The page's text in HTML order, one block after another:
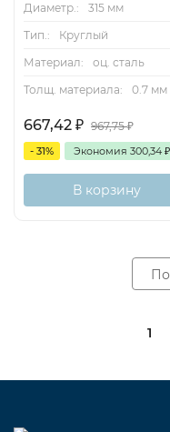
Диаметр.:
315 мм
Тип.:
Круглый
Материал:
оц. сталь
Толщ. материала:
0.7 мм
667,42 ₽ 967,75₽
- 31% Экономия 300,34 ₽
В корзину
1